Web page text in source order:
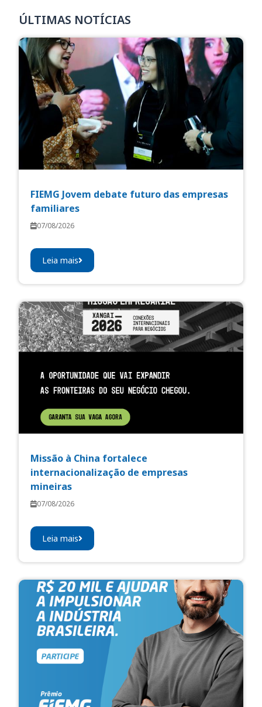
ÚLTIMAS NOTÍCIAS
FIEMG Jovem debate futuro das empresas
familiares
07/08/2026
Leia mais
Missão à China fortalece
internacionalização de empresas
mineiras
07/08/2026
Leia mais